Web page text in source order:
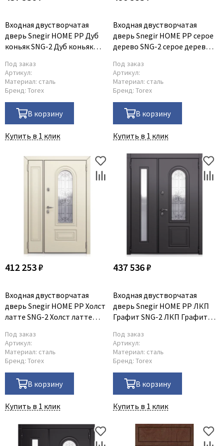
Входная двустворчатая
дверь Snegir HOME PP Дуб
коньяк SNG-2 Дуб коньяк
Под заказ
Артикул:
Материал: сталь
Бренд: Torex
В корзину
Купить в 1 клик
Входная двустворчатая
дверь Snegir HOME PP серое
дерево SNG-2 серое дерево
Под заказ
Артикул:
Материал: сталь
Бренд: Torex
В корзину
Купить в 1 клик
412 253 ₽
Входная двустворчатая
дверь Snegir HOME PP Холст
латте SNG-2 Холст латте
Под заказ
Артикул:
Материал: сталь
Бренд: Torex
В корзину
Купить в 1 клик
437 536 ₽
Входная двустворчатая
дверь Snegir HOME PP ЛКП
Графит SNG-2 ЛКП Графит
Под заказ
Артикул:
Материал: сталь
Бренд: Torex
В корзину
Купить в 1 клик